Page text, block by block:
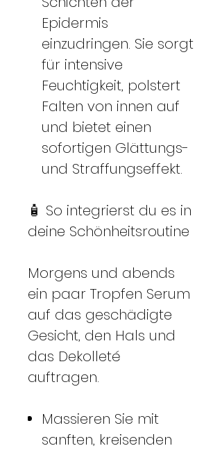
Epidermis
einzudringen. Sie sorgt
für intensive
Feuchtigkeit, polstert
Falten von innen auf
und bietet einen
sofortigen Glättungs-
und Straffungseffekt.
🧴 So integrierst du es in
deine Schönheitsroutine
Morgens und abends
ein paar Tropfen Serum
auf das geschädigte
Gesicht, den Hals und
das Dekolleté
auftragen.
Massieren Sie mit
sanften, kreisenden